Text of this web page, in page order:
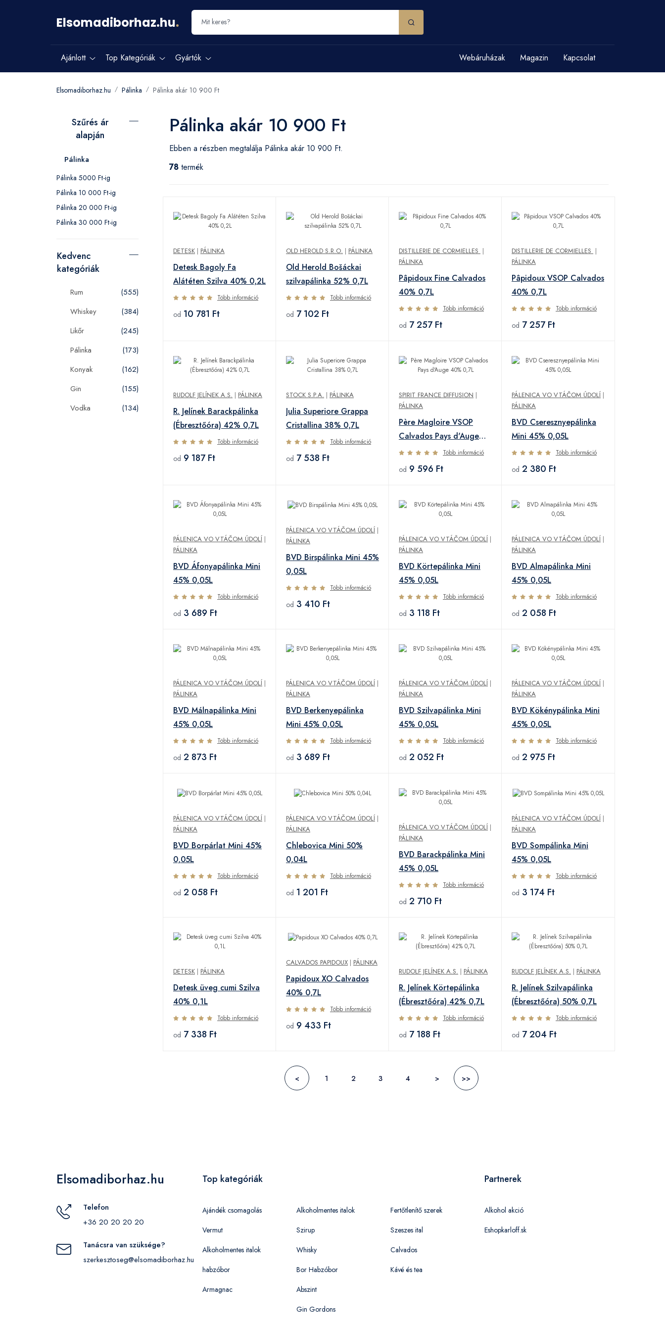
Elsomadiborhaz.hu.
Ajánlott Top Kategóriák Gyártók Webáruházak Magazin Kapcsolat
Elsomadiborhaz.hu Pálinka Pálinka akár 10 900 Ft
Szűrés ár
alapján
Pálinka
Pálinka 5000 Ft-ig
Pálinka 10 000 Ft-ig
Pálinka 20 000 Ft-ig
Pálinka 30 000 Ft-ig
Kedvenc
kategóriák
Rum
(555)
Whiskey
(384)
Likőr
(245)
Pálinka
(173)
Konyak
(162)
Gin
(155)
Vodka
(134)
Pálinka akár 10 900 Ft
Ebben a részben megtalálja Pálinka akár 10 900 Ft.
78 termék
DETESK | PÁLINKA
Detesk Bagoly Fa
Alátéten Szilva 40% 0,2L
Több információ
od 10 781 Ft
OLD HEROLD S.R.O. | PÁLINKA
Old Herold Bošáckai
szilvapálinka 52% 0,7L
Több információ
od 7 102 Ft
DISTILLERIE DE CORMIELLES |
PÁLINKA
Pâpidoux Fine Calvados
40% 0,7L
Több információ
od 7 257 Ft
DISTILLERIE DE CORMIELLES |
PÁLINKA
Pâpidoux VSOP Calvados
40% 0,7L
Több információ
od 7 257 Ft
RUDOLF JELÍNEK A.S. | PÁLINKA
R. Jelínek Barackpálinka
(Ébresztőóra) 42% 0,7L
Több információ
od 9 187 Ft
STOCK S.P.A. | PÁLINKA
Julia Superiore Grappa
Cristallina 38% 0,7L
Több információ
od 7 538 Ft
SPIRIT FRANCE DIFFUSION |
PÁLINKA
Père Magloire VSOP
Calvados Pays d'Auge
40% 0,7L
Több információ
od 9 596 Ft
PÁLENICA VO VTÁČOM ÚDOLÍ |
PÁLINKA
BVD Cseresznyepálinka
Mini 45% 0,05L
Több információ
od 2 380 Ft
PÁLENICA VO VTÁČOM ÚDOLÍ |
PÁLINKA
BVD Áfonyapálinka Mini
45% 0,05L
Több információ
od 3 689 Ft
PÁLENICA VO VTÁČOM ÚDOLÍ |
PÁLINKA
BVD Birspálinka Mini 45%
0,05L
Több információ
od 3 410 Ft
PÁLENICA VO VTÁČOM ÚDOLÍ |
PÁLINKA
BVD Körtepálinka Mini
45% 0,05L
Több információ
od 3 118 Ft
PÁLENICA VO VTÁČOM ÚDOLÍ |
PÁLINKA
BVD Almapálinka Mini
45% 0,05L
Több információ
od 2 058 Ft
PÁLENICA VO VTÁČOM ÚDOLÍ |
PÁLINKA
BVD Málnapálinka Mini
45% 0,05L
Több információ
od 2 873 Ft
PÁLENICA VO VTÁČOM ÚDOLÍ |
PÁLINKA
BVD Berkenyepálinka
Mini 45% 0,05L
Több információ
od 3 689 Ft
PÁLENICA VO VTÁČOM ÚDOLÍ |
PÁLINKA
BVD Szilvapálinka Mini
45% 0,05L
Több információ
od 2 052 Ft
PÁLENICA VO VTÁČOM ÚDOLÍ |
PÁLINKA
BVD Kökénypálinka Mini
45% 0,05L
Több információ
od 2 975 Ft
PÁLENICA VO VTÁČOM ÚDOLÍ |
PÁLINKA
BVD Borpárlat Mini 45%
0,05L
Több információ
od 2 058 Ft
PÁLENICA VO VTÁČOM ÚDOLÍ |
PÁLINKA
Chlebovica Mini 50%
0,04L
Több információ
od 1 201 Ft
PÁLENICA VO VTÁČOM ÚDOLÍ |
PÁLINKA
BVD Barackpálinka Mini
45% 0,05L
Több információ
od 2 710 Ft
PÁLENICA VO VTÁČOM ÚDOLÍ |
PÁLINKA
BVD Sompálinka Mini
45% 0,05L
Több információ
od 3 174 Ft
DETESK | PÁLINKA
Detesk üveg cumi Szilva
40% 0,1L
Több információ
od 7 338 Ft
CALVADOS PAPIDOUX | PÁLINKA
Papidoux XO Calvados
40% 0,7L
Több információ
od 9 433 Ft
RUDOLF JELÍNEK A.S. | PÁLINKA
R. Jelínek Körtepálinka
(Ébresztőóra) 42% 0,7L
Több információ
od 7 188 Ft
RUDOLF JELÍNEK A.S. | PÁLINKA
R. Jelínek Szilvapálinka
(Ébresztőóra) 50% 0,7L
Több információ
od 7 204 Ft
< 1 2 3 4 > >>
Elsomadiborhaz.hu
Telefon
+36 20 20 20 20
Tanácsra van szüksége?
szerkesztoseg@elsomadiborhaz.hu
Top kategóriák
Ajándék csomagolás
Vermut
Alkoholmentes italok
habzóbor
Armagnac
Alkoholmentes italok
Szirup
Whisky
Bor Habzóbor
Abszint
Gin Gordons
Fertőtlenítő szerek
Szeszes ital
Calvados
Kávé és tea
Partnerek
Alkohol akció
Eshopkarloff.sk